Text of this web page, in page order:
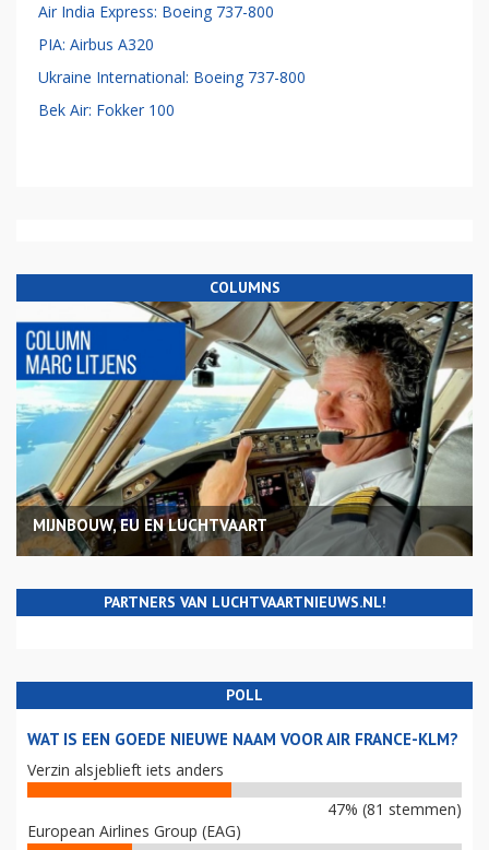
Air India Express: Boeing 737-800
PIA: Airbus A320
Ukraine International: Boeing 737-800
Bek Air: Fokker 100
COLUMNS
MIJNBOUW, EU EN LUCHTVAART
PARTNERS VAN LUCHTVAARTNIEUWS.NL!
POLL
WAT IS EEN GOEDE NIEUWE NAAM VOOR AIR FRANCE-KLM?
Verzin alsjeblieft iets anders
47% (81 stemmen)
European Airlines Group (EAG)